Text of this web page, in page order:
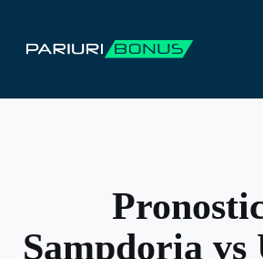
conținut
Sampdoria vs